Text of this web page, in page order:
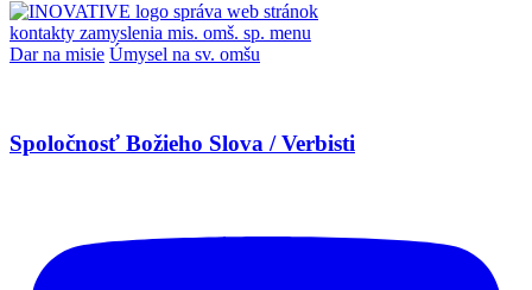
správa web stránok
kontakty zamyslenia mis. omš. sp. menu
Dar na misie Úmysel na sv. omšu
Spoločnosť Božieho Slova / Verbisti